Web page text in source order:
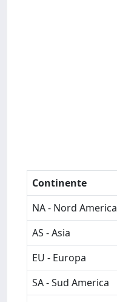
Continente
NA - Nord America
AS - Asia
EU - Europa
SA - Sud America